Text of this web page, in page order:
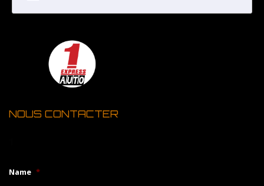
NOUS CONTACTER
Name *